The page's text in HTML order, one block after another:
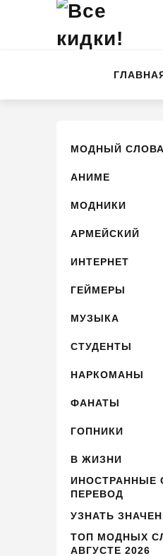
МОДНЫЙ
АНИМЕ
МОДНИКИ
АРМЕЙСКИЙ
ИНТЕРНЕТ
ГЕЙМЕРЫ
МУЗЫКА
СТУДЕНТЫ
НАРКОМАНЫ
ФАНАТЫ
ГОПНИКИ
В ЖИЗНИ
ИНОСТРАННЫЕ
ПЕРЕВОД
УЗНАТЬ
ТОП МОДНЫХ
АВГУСТЕ 2026